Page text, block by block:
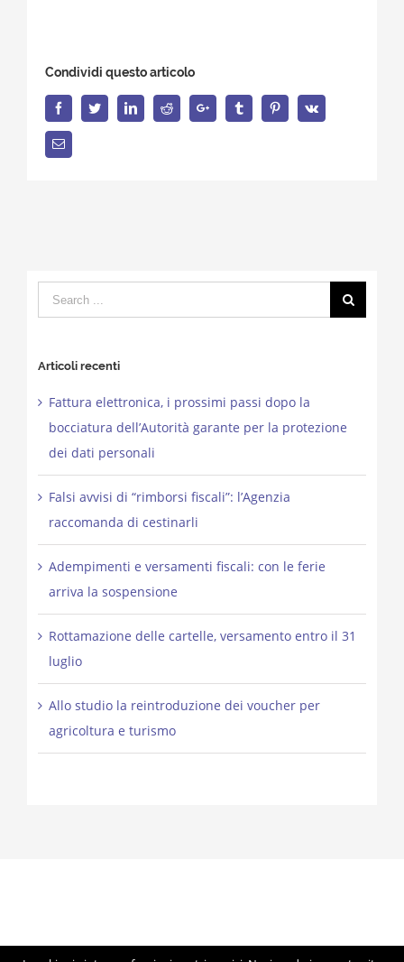
Condividi questo articolo
FacebookTwitterLinkedInReddit Google+ Tumblr PinterestVk
Email
Search
for:
Articoli recenti
Fattura elettronica, i prossimi passi dopo la
bocciatura dell’Autorità garante per la protezione
dei dati personali
Falsi avvisi di “rimborsi fiscali”: l’Agenzia
raccomanda di cestinarli
Adempimenti e versamenti fiscali: con le ferie
arriva la sospensione
Rottamazione delle cartelle, versamento entro il 31
luglio
Allo studio la reintroduzione dei voucher per
agricoltura e turismo